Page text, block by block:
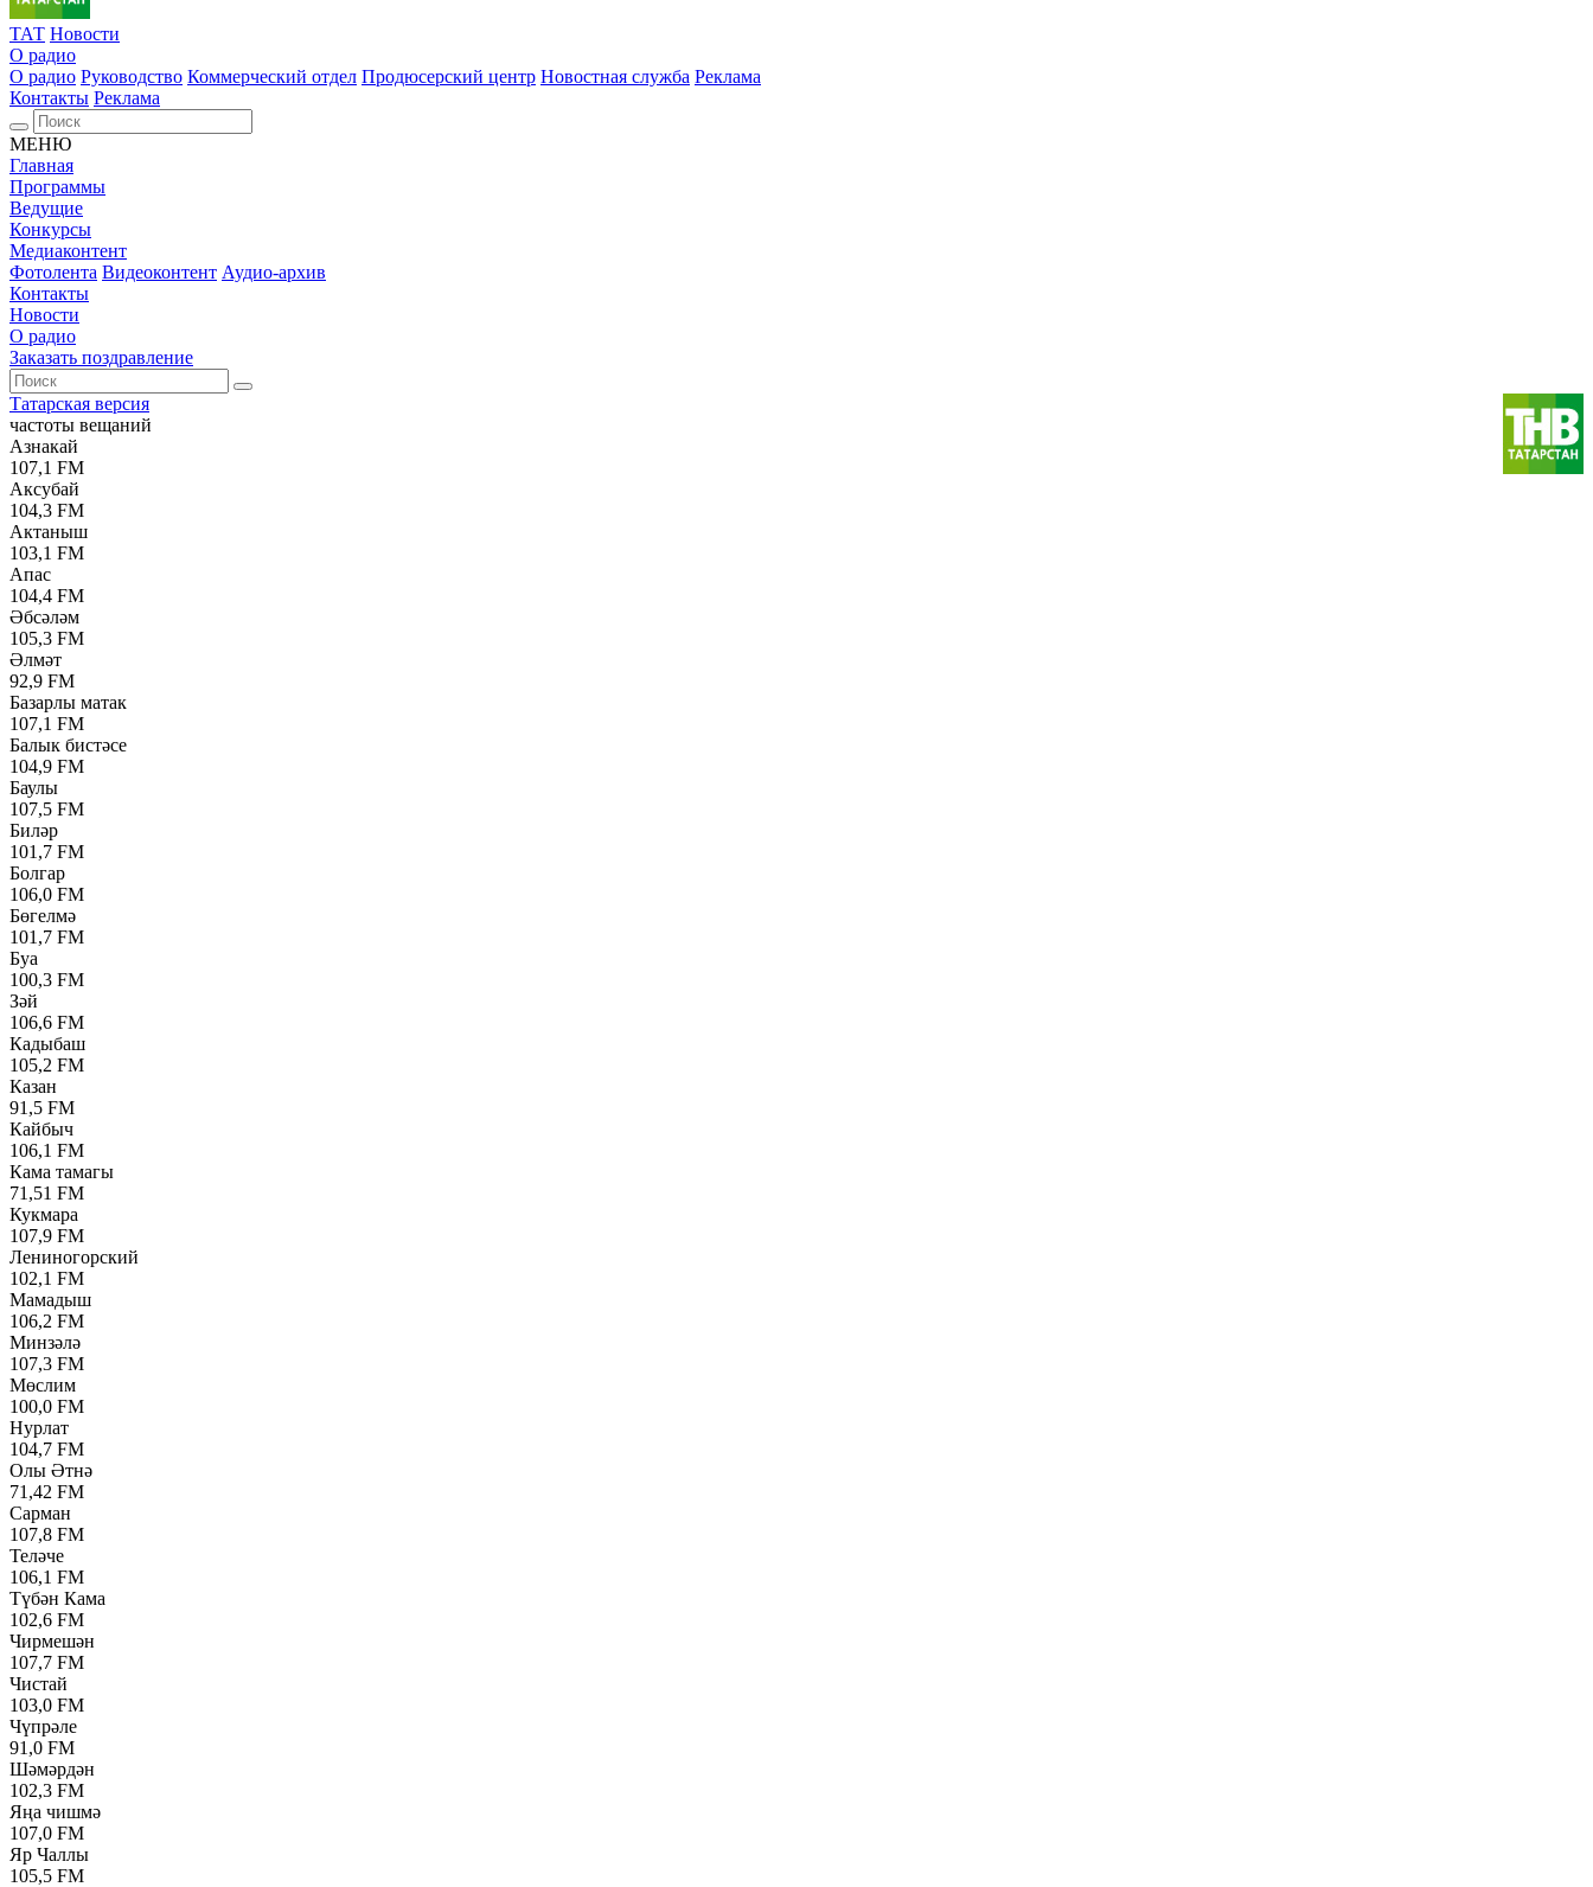
ТАТ Новости
О радио
О радио Руководство Коммерческий отдел Продюсерский центр Новостная служба Реклама
Контакты Реклама
МЕНЮ
Главная
Программы
Ведущие
Конкурсы
Медиаконтент
Фотолента Видеоконтент Аудио-архив
Контакты
Новости
О радио
Заказать поздравление
Татарская версия
частоты вещаний
Азнакай
107,1 FM
Аксубай
104,3 FM
Актаныш
103,1 FM
Апас
104,4 FM
Әбсәләм
105,3 FM
Әлмәт
92,9 FM
Базарлы матак
107,1 FM
Балык бистәсе
104,9 FM
Баулы
107,5 FM
Биләр
101,7 FM
Болгар
106,0 FM
Бөгелмә
101,7 FM
Буа
100,3 FM
Зәй
106,6 FM
Кадыбаш
105,2 FM
Казан
91,5 FM
Кайбыч
106,1 FM
Кама тамагы
71,51 FM
Кукмара
107,9 FM
Лениногорский
102,1 FM
Мамадыш
106,2 FM
Минзәлә
107,3 FM
Мөслим
100,0 FM
Нурлат
104,7 FM
Олы Әтнә
71,42 FM
Сарман
107,8 FM
Теләче
106,1 FM
Түбән Кама
102,6 FM
Чирмешән
107,7 FM
Чистай
103,0 FM
Чүпрәле
91,0 FM
Шәмәрдән
102,3 FM
Яңа чишмә
107,0 FM
Яр Чаллы
105,5 FM